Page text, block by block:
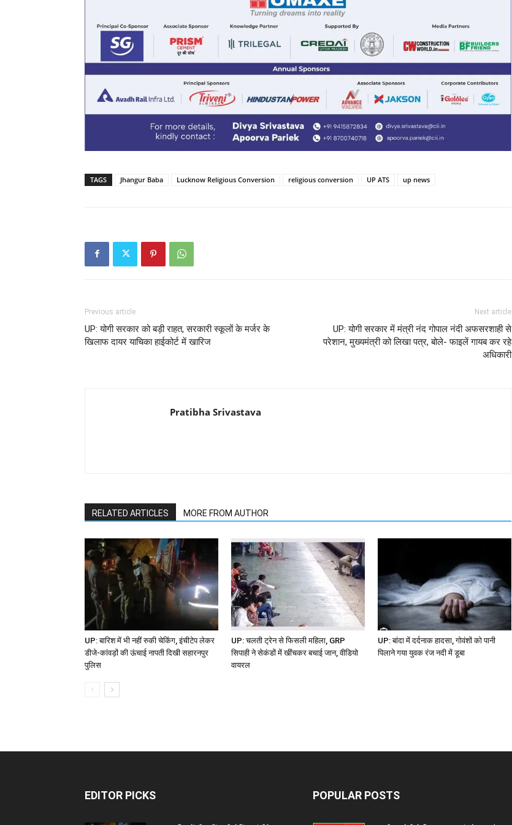
TAGS Jhangur Baba Lucknow Religious Conversion religious conversion UP ATS up news
Previous article
UP: योगी सरकार को बड़ी राहत, सरकारी स्कूलों के मर्जर के
खिलाफ दायर याचिका हाईकोर्ट में खारिज
Next article
UP: योगी सरकार में मंत्री नंद गोपाल नंदी अफसरशाही से
परेशान, मुख्यमंत्री को लिखा पत्र, बोले- फाइलें गायब कर रहे
अधिकारी
Pratibha Srivastava
RELATED ARTICLES MORE FROM AUTHOR
UP: बारिश में भी नहीं रुकी चेकिंग, इंचीटेप लेकर
डीजे-कांवड़ों की ऊंचाई नापती दिखी सहारनपुर
पुलिस
UP: चलती ट्रेन से फिसली महिला, GRP
सिपाही ने सेकंडों में खींचकर बचाई जान, वीडियो
वायरल
UP: बांदा में दर्दनाक हादसा, गोवंशों को पानी
पिलाने गया युवक रंज नदी में डूबा
EDITOR PICKS POPULAR POSTS